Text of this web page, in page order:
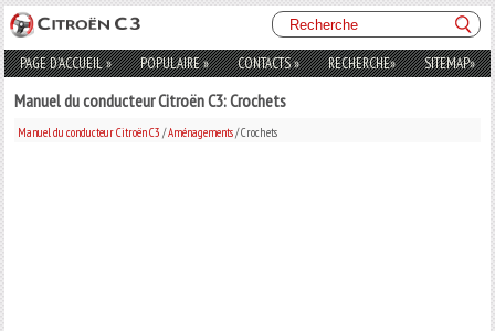
PAGE D'ACCUEIL» POPULAIRE» CONTACTS» RECHERCHE» SITEMAP»
Manuel du conducteur Citroën C3: Crochets
Manuel du conducteur Citroën C3 /Aménagements/ Crochets